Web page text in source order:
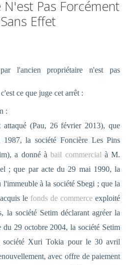
N'est Pas Forcément
Sans Effet
l'ancien propriétaire n'est pas
ce que juge cet arrêt :
:
attaqué (Pau, 26 février 2013), que
la société Foncière Les Pins
a donné àbail commercial à M.
; que par acte du 29 mai 1990, la
l'immeuble à la société Sbegi ; que la
le fonds de commerce exploité
la société Setim déclarant agréer la
du 29 octobre 2004, la société Setim
Xuri Tokia pour le 30 avril
avec offre de paiement